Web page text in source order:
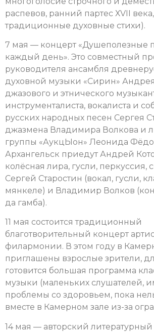
распевов, ранний партес ХVII века,
традиционные духовные стихи).
7 мая — концерт «Душеполезные
каждый день». Это совместный
руководителя ансамбля
духовной музыки «Сирин»
джазового и этнического
инструменталиста, вокалиста и
русских народных песен Сергея
джазмена Владимира Волкова и
группы «АукцЫон» Леонида
Архангельск приедут Андрей
колёсная лира, гусли, перкуссия,
Сергей Старостин (вокал, гусли,
мянкеле) и Владимир Волков
да гамба).
11 мая состоится традиционный
благотворительный концерт
филармонии. В этом году в
приглашены взрослые зрители,
готовится большая программа
музыки (маленьких слушателей,
проблемы со здоровьем, пока
вместе в Камерном зале из-за
14 мая — авторский